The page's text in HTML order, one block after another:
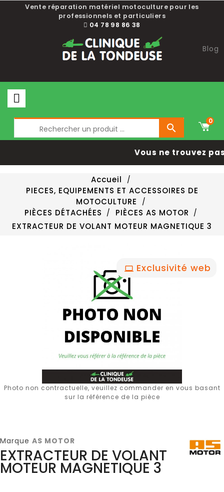
Vente réparation matériel motoculture pour les
professionnels et particuliers
04 78 98 86 38
Blog

0
Vous ne trouvez
Accueil
PIECES, EQUIPEMENTS ET ACCESSOIRES DE
MOTOCULTURE
PIÈCES DÉTACHÉES
PIÈCES AS MOTOR
EXTRACTEUR DE VOLANT MOTEUR MAGNETIQUE 3
Exclusivité web
Photo non contractuelle, veuillez commander en vous basant
sur la référence de la pièce
Marque AS MOTOR
EXTRACTEUR DE VOLANT
MOTEUR MAGNETIQUE 3